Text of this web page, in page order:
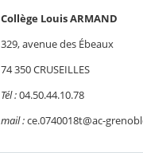
Collège Louis ARMAND
329, avenue des Ébeaux
74 350 CRUSEILLES
Tél :04.50.44.10.78
mail :ce.0740018t@ac-